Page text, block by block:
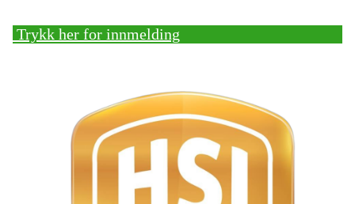
Trykk her for innmelding